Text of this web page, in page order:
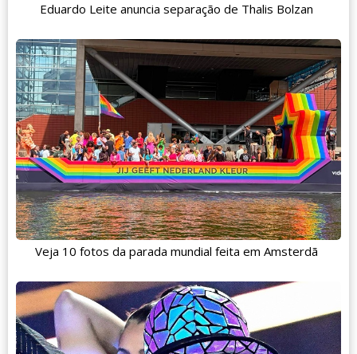
Eduardo Leite anuncia separação de Thalis Bolzan
Veja 10 fotos da parada mundial feita em Amsterdã